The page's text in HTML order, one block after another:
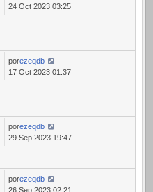
24 Oct 2023 03:25
porezeqdb
17 Oct 2023 01:37
porezeqdb
29 Sep 2023 19:47
porezeqdb
26 Sep 2023 02:21